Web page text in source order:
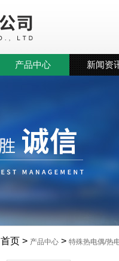
产品中心 新闻资
首页 > 产品中心 > 特殊热电偶/热